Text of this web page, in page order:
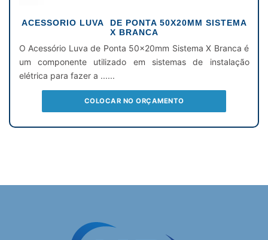
ACESSORIO LUVA DE PONTA 50X20MM SISTEMA
X BRANCA
O Acessório Luva de Ponta 50x20mm Sistema X Branca é
um componente utilizado em sistemas de instalação
elétrica para fazer a ......
COLOCAR NO ORÇAMENTO